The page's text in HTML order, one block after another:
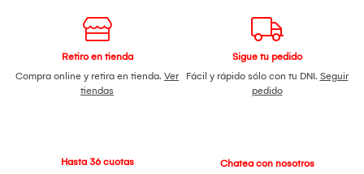
Retiro en tienda
Compra online y retira en tienda. Ver
tiendas
Sigue tu pedido
Fácil y rápido sólo con tu DNI. Seguir
pedido
Hasta 36 cuotas
Chatea con nosotros